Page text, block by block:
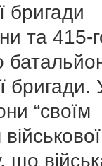
бригади
та 415-
“своїм
що